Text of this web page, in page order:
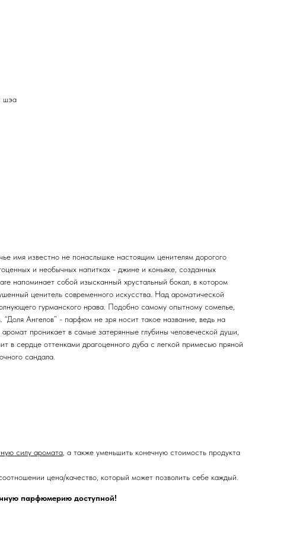
шэа
имя известно не понаслышке настоящим ценителям дорогого
и необычных напитках - джине и коньяке, созданных
напоминает собой изысканный хрустальный бокал, в котором
ценитель современного искусства. Над ароматической
гурманского нрава. Подобно самому опытному сомелье,
Ангелов” - парфюм не зря носит такое название, ведь на
проникает в самые затерянные глубины человеческой души,
в сердце оттенками драгоценного дуба с легкой примесью пряной
сандала.
силу аромата , а также уменьшить конечную стоимость продукта
цена/качество, который может позволить себе каждый.
парфюмерию доступной!